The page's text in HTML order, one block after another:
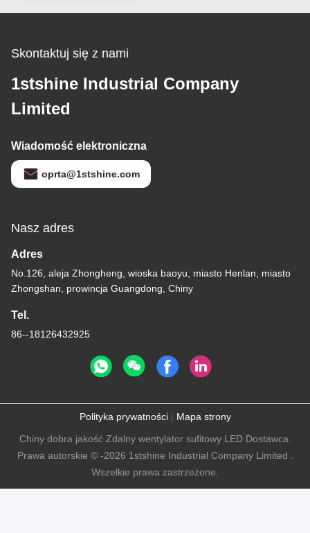
Skontaktuj się z nami
1stshine Industrial Company
Limited
Wiadomość elektroniczna
oprta@1stshine.com
Nasz adres
Adres
No.126, aleja Zhongheng, wioska baoyu, miasto Henlan, miasto
Zhongshan, prowincja Guangdong, Chiny
Tel.
86--18126432925
Polityka prywatności| Mapa strony
Chiny dobra jakość Zdalny wentylator sufitowy LED Dostawca.
Prawa autorskie © -2026 1stshine Industrial Company Limited .
Wszelkie prawa zastrzeżone.